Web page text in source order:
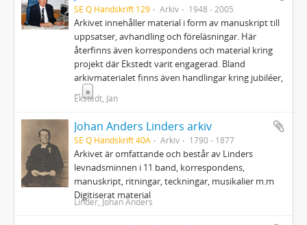
SE Q Handskrift 129 Arkiv 1948 - 2005
Arkivet innehåller material i form av manuskript till
uppsatser, avhandling och föreläsningar. Här
återfinns även korrespondens och material kring
projekt där Ekstedt varit engagerad. Bland
arkivmaterialet finns även handlingar kring jubiléer,
... »
Ekstedt, Jan
Johan Anders Linders arkiv
SE Q Handskrift 40A Arkiv 1790 - 1877
Arkivet är omfattande och består av Linders
levnadsminnen i 11 band, korrespondens,
manuskript, ritningar, teckningar, musikalier m.m
Digitiserat material
Linder, Johan Anders